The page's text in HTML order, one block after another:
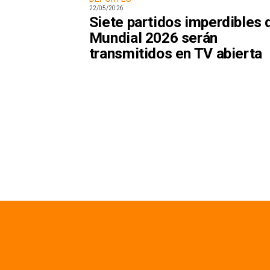
22/05/2026
Siete partidos imperdibles
Mundial 2026 serán
transmitidos en TV abierta